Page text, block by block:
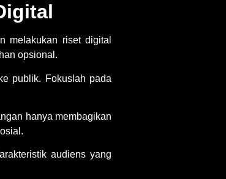
melakukan riset digital
opsional.
publik. Fokuslah pada
hanya membagikan
audiens yang